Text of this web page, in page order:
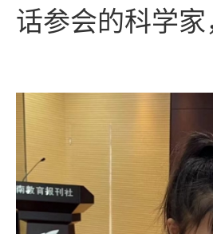
话参会的科学